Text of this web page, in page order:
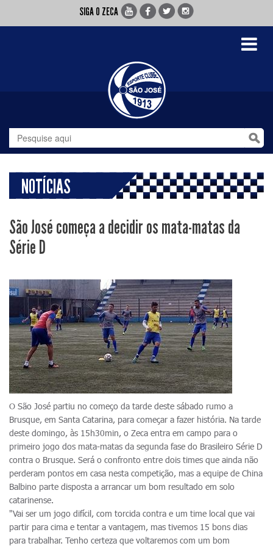
SIGA O ZECA
Toggle
NOTÍCIAS
São José começa a decidir os mata-matas da
Série D
O São José partiu no começo da tarde deste sábado rumo a
Brusque, em Santa Catarina, para começar a fazer história. Na tarde
deste domingo, às 15h30min, o Zeca entra em campo para o
primeiro jogo dos mata-matas da segunda fase do Brasileiro Série D
contra o Brusque. Será o confronto entre dois times que ainda não
perderam pontos em casa nesta competição, mas a equipe de China
Balbino parte disposta a arrancar um bom resultado em solo
catarinense.
"Vai ser um jogo difícil, com torcida contra e um time local que vai
partir para cima e tentar a vantagem, mas tivemos 15 bons dias
para trabalhar. Tenho certeza que voltaremos com um bom